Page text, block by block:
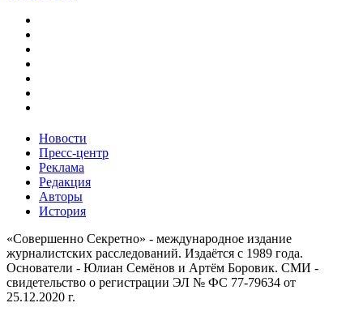
Новости
Пресс-центр
Реклама
Редакция
Авторы
История
«Совершенно Секретно» - международное издание
журналистских расследований. Издаётся с 1989 года.
Основатели - Юлиан Семёнов и Артём Боровик. CМИ -
свидетельство о регистрации ЭЛ № ФС 77-79634 от
25.12.2020 г.